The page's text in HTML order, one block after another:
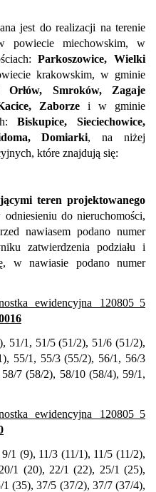
jest do realizacji na terenie
powiecie miechowskim, w
Parkoszowice, Wielki
krakowskim, w gminie
Orłów, Smroków, Zagaje
Zaborze i w gminie
Biskupice, Sieciechowice,
Domiarki, na niżej
które znajdują się:
teren projektowanego
odniesieniu do nieruchomości,
nawiasem podano numer
zatwierdzenia podziału i
w nawiasie podano numer
ewidencyjna 120805_5
51/1, 51/5 (51/2), 51/6 (51/2),
55/1, 55/3 (55/2), 56/1, 56/3
7 (58/2), 58/10 (58/4), 59/1,
ewidencyjna 120805_5
1 (9), 11/3 (11/1), 11/5 (11/2),
1 (20), 22/1 (22), 25/1 (25),
(35), 37/5 (37/2), 37/7 (37/4),